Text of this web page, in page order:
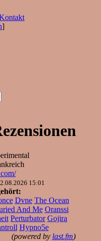
]
15:01
Dvne The Ocean
And Me Oranssi
Perturbator Gojira
Hypno5e
(powered by last.fm)